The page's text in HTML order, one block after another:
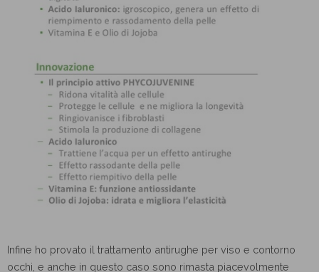
Infine ho provato il trattamento antirughe per viso e contorno
occhi, e anche in questo caso sono rimasta piacevolmente